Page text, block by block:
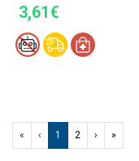
3,61€
« ‹ 1 2 › »